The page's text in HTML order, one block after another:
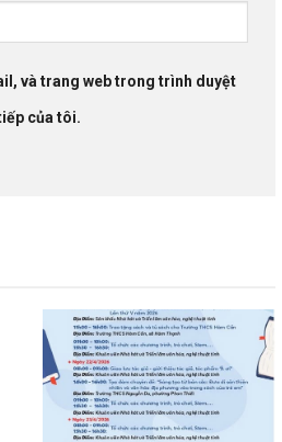
và trang web trong trình duyệt
của tôi.